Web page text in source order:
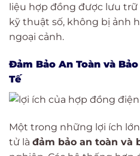
liệu hợp đồng được lưu
kỹ thuật số, không bị ảnh
ngoại cảnh.
Đảm Bảo An Toàn và
Tế
Một trong những lợi ích
tử là đảm bảo an toàn và